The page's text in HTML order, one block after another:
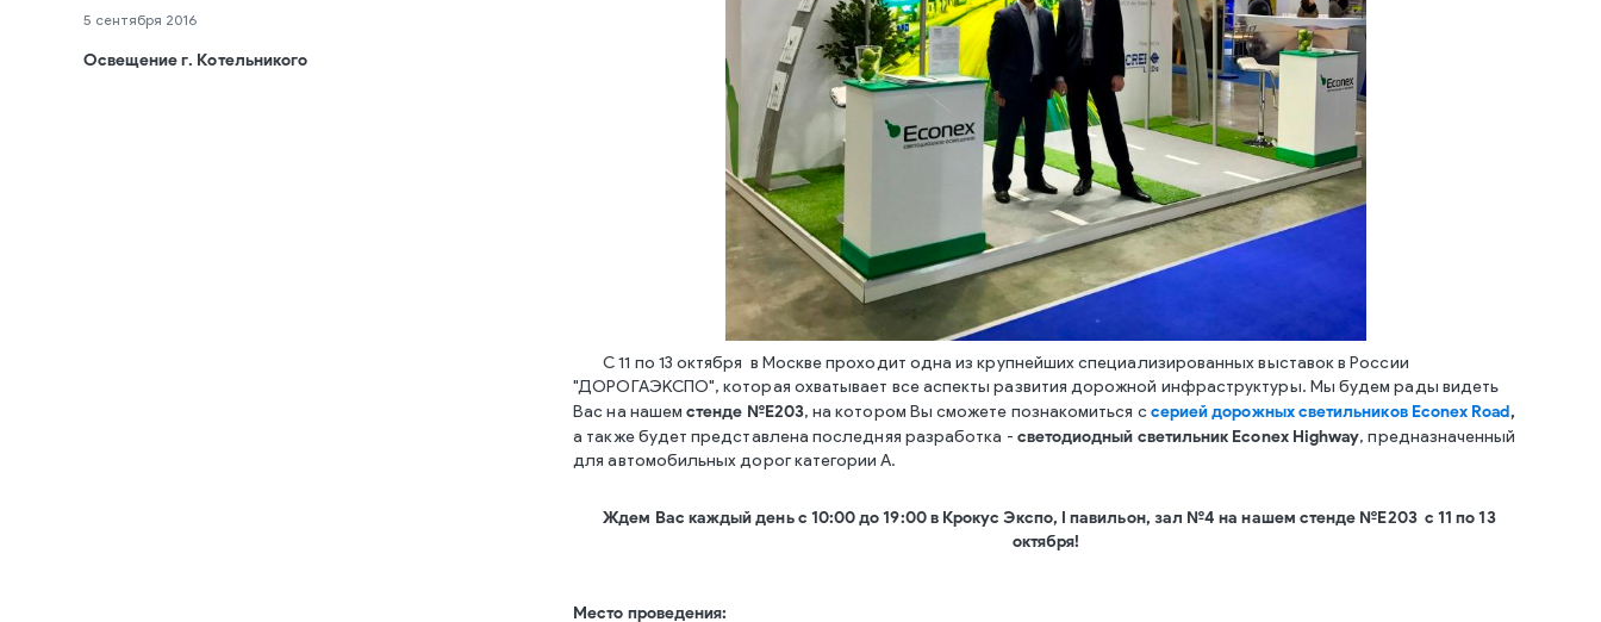
5 сентября 2016
Освещение г. Котельникого
С 11 по 13 октября в Москве проходит одна из крупнейших специализированных выставок в России
"ДОРОГАЭКСПО", которая охватывает все аспекты развития дорожной инфраструктуры. Мы будем рады видеть
Вас на нашемстенде №Е203, на котором Вы сможете познакомиться с серией дорожных светильников Econex Road,
а также будет представлена последняя разработка - светодиодный светильник Econex Highway, предназначенный
для автомобильных дорог категории А.
Ждем Вас каждый день с 10:00 до 19:00 в Крокус Экспо, I павильон, зал №4 на нашем стенде №Е203 с 11 по 13
октября!
Место проведения: